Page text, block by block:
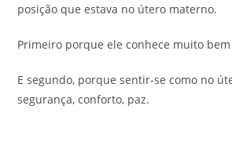
posição que estava no útero materno.
Primeiro porque ele conhece muito
E segundo, porque sentir-se como no
segurança, conforto, paz.